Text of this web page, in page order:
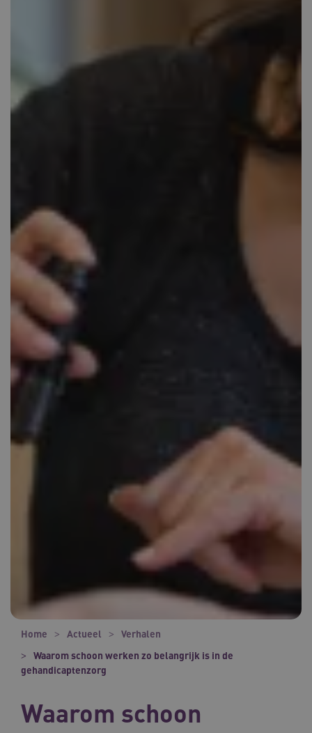
Home Actueel
Verhalen
Waarom schoon werken zo belangrijk is in de
gehandicaptenzorg
Waarom schoon